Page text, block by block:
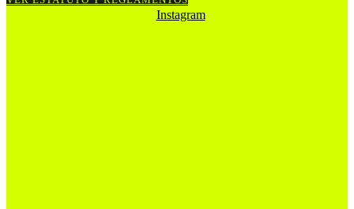
Instagram